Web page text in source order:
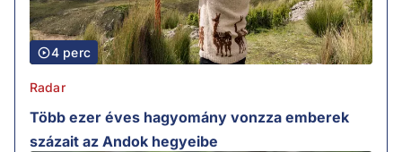
4 perc
Radar
Több ezer éves hagyomány vonzza emberek
százait az Andok hegyeibe